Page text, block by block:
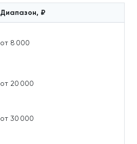
Диапазон, ₽
от 8 000
от 20 000
от 30 000